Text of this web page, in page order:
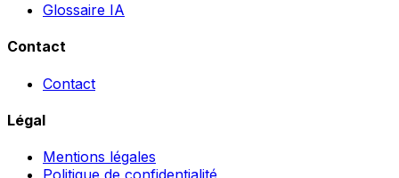
Glossaire IA
Contact
Contact
Légal
Mentions légales